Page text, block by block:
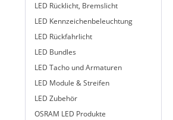
LED Rücklicht, Bremslicht
LED Kennzeichenbeleuchtung
LED Rückfahrlicht
LED Bundles
LED Tacho und Armaturen
LED Module & Streifen
LED Zubehör
OSRAM LED Produkte